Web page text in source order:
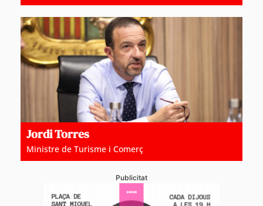
Jordi Torres
Ministre de Turisme i Comerç
Publicitat